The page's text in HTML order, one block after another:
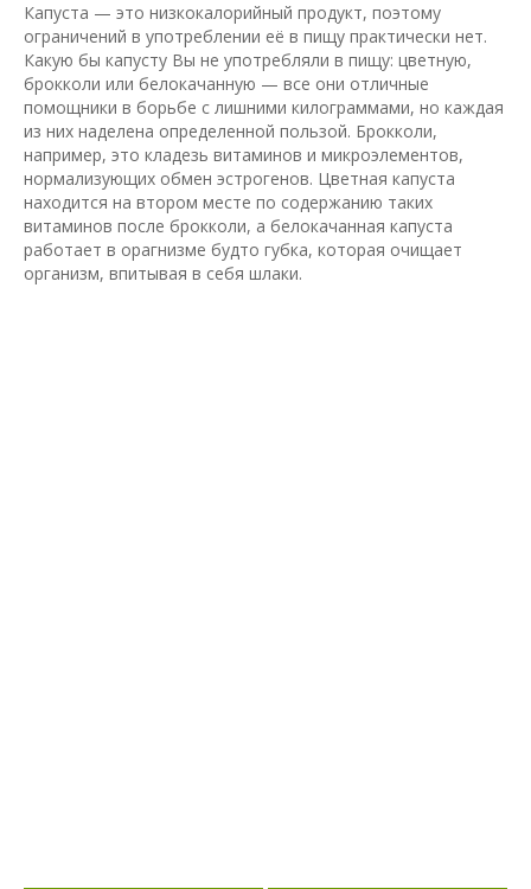
Капуста — это низкокалорийный продукт, поэтому
ограничений в употреблении её в пищу практически нет.
Какую бы капусту Вы не употребляли в пищу: цветную,
брокколи или белокачанную — все они отличные
помощники в борьбе с лишними килограммами, но каждая
из них наделена определенной пользой. Брокколи,
например, это кладезь витаминов и микроэлементов,
нормализующих обмен эстрогенов. Цветная капуста
находится на втором месте по содержанию таких
витаминов после брокколи, а белокачанная капуста
работает в орагнизме будто губка, которая очищает
организм, впитывая в себя шлаки.